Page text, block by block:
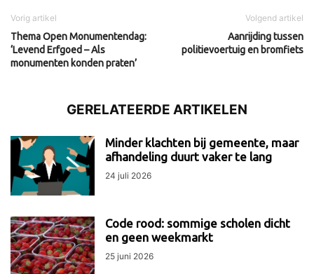
Vorig artikel
Thema Open Monumentendag:
‘Levend Erfgoed – Als
monumenten konden praten’
Volgend artikel
Aanrijding tussen
politievoertuig en bromfiets
GERELATEERDE ARTIKELEN
Minder klachten bij gemeente, maar
afhandeling duurt vaker te lang
24 juli 2026
Code rood: sommige scholen dicht
en geen weekmarkt
25 juni 2026